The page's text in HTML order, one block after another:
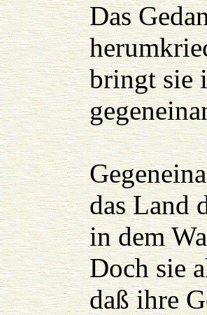
Das
bringt sie
das Land
in dem
Doch sie
daß ihre